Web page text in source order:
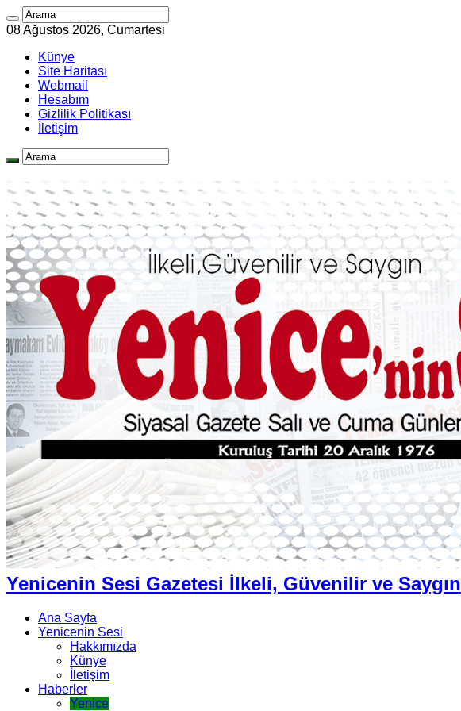
08 Ağustos 2026, Cumartesi
Künye
Site Haritası
Webmail
Hesabım
Gizlilik Politikası
İletişim
Yenicenin Sesi Gazetesi İlkeli, Güvenilir ve Saygın
Ana Sayfa
Yenicenin Sesi
Hakkımızda
Künye
İletişim
Haberler
Yenice